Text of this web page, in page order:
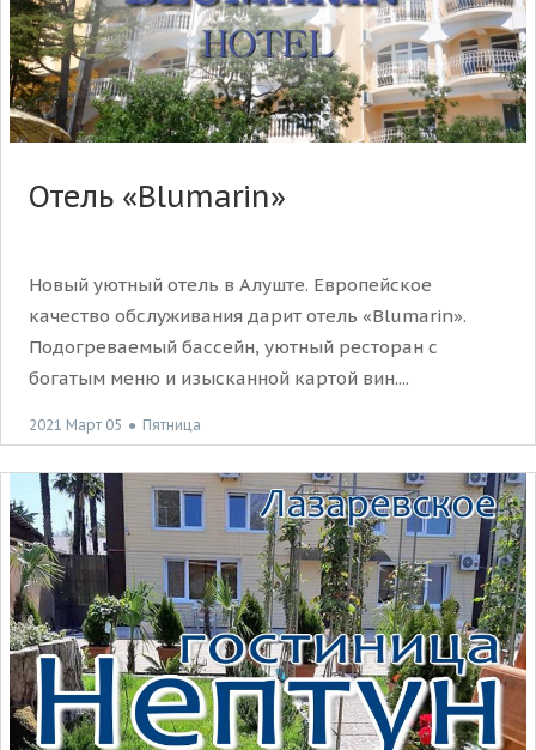
Отель «Blumarin»
Новый уютный отель в Алуште. Европейское
качество обслуживания дарит отель «Blumarin».
Подогреваемый бассейн, уютный ресторан с
богатым меню и изысканной картой вин....
2021 Март 05 ● Пятница